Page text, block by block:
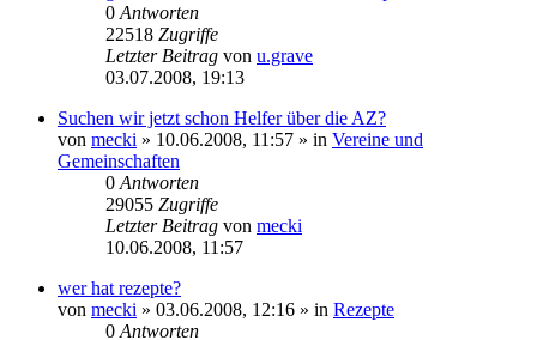
0 Antworten
22518 Zugriffe
Letzter Beitrag von u.grave
03.07.2008, 19:13
Suchen wir jetzt schon Helfer über die AZ?
von mecki » 10.06.2008, 11:57 » in Vereine und
Gemeinschaften
0 Antworten
29055 Zugriffe
Letzter Beitrag von mecki
10.06.2008, 11:57
wer hat rezepte?
von mecki » 03.06.2008, 12:16 » in Rezepte
0 Antworten